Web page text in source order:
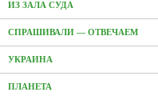
ИЗ ЗАЛА СУДА
СПРАШИВАЛИ — ОТВЕЧАЕМ
УКРАИНА
ПЛАНЕТА